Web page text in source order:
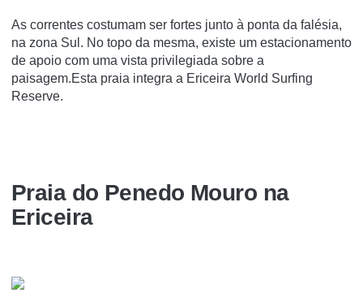
As correntes costumam ser fortes junto à ponta da falésia,
na zona Sul. No topo da mesma, existe um estacionamento
de apoio com uma vista privilegiada sobre a
paisagem.Esta praia integra a Ericeira World Surfing
Reserve.
Praia do Penedo Mouro na
Ericeira